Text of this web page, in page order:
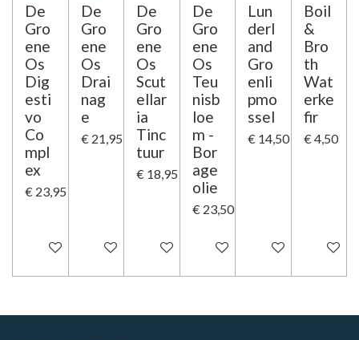
De
Gro
ene
Os
Dig
esti
vo
Co
mpl
ex
€ 23,95
In winkelwagen
De
Gro
ene
Os
Drai
nag
e
€ 21,95
In winkelwagen
De
Gro
ene
Os
Scut
ellar
ia
Tinc
tuur
€ 18,95
In winkelwagen
De
Gro
ene
Os
Teu
nisb
loe
m -
Bor
age
olie
€ 23,50
In winkelwagen
Lun
derl
and
Gro
enli
pmo
ssel
€ 14,50
Houd mij op de
Boil
&
Bro
th
Wat
erke
fir
€ 4,50
Houd